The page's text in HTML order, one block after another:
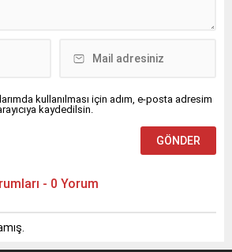
kullanılması için adım, e-posta adresim
kaydedilsin.
- 0 Yorum